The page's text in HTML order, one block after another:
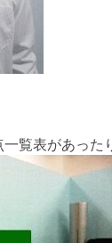
覧表があった